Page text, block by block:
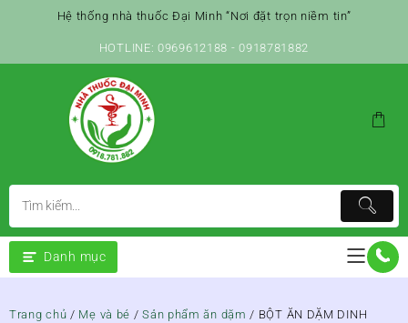
Hệ thống nhà thuốc Đại Minh “Nơi đặt trọn niềm tin”
HOTLINE: 0969612188 - 0918781882
Danh mục
Trang chủ / Mẹ và bé /Sản phẩm ăn dặm / BỘT ĂN DẶM DINH